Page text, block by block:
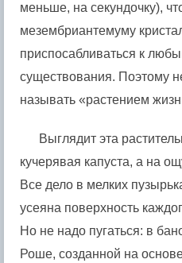
меньше, на секундочку),
мезембриантемуму
приспосабливаться к
существования. Поэтому
называть «растением
Выглядит эта
кучерявая капуста, а на
Все дело в мелких
усеяна поверхность
Но не надо пугаться: в
Роше, созданной на основе